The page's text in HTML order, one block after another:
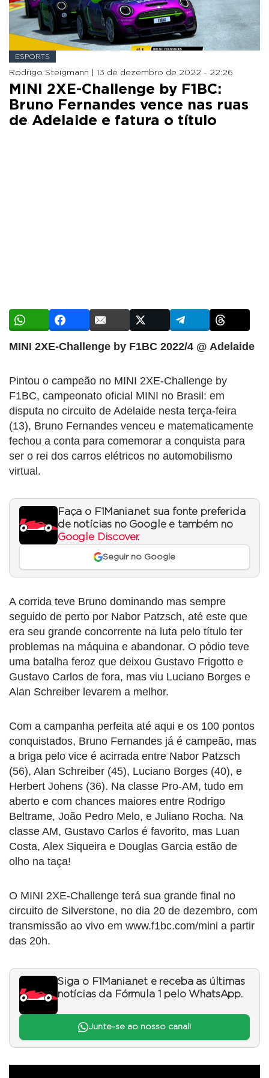
ESPORTS
Rodrigo Steigmann | 13 de dezembro de 2022 - 22:26
MINI 2XE-Challenge by F1BC:
Bruno Fernandes vence nas ruas
de Adelaide e fatura o título
MINI 2XE-Challenge by F1BC 2022/4 @ Adelaide
Pintou o campeão no MINI 2XE-Challenge by
F1BC, campeonato oficial MINI no Brasil: em
disputa no circuito de Adelaide nesta terça-feira
(13), Bruno Fernandes venceu e matematicamente
fechou a conta para comemorar a conquista para
ser o rei dos carros elétricos no automobilismo
virtual.
Faça o F1Mania.net sua fonte preferida
de notícias no Google e também no
Google Discover.
Seguir no Google
A corrida teve Bruno dominando mas sempre
seguido de perto por Nabor Patzsch, até este que
era seu grande concorrente na luta pelo título ter
problemas na máquina e abandonar. O pódio teve
uma batalha feroz que deixou Gustavo Frigotto e
Gustavo Carlos de fora, mas viu Luciano Borges e
Alan Schreiber levarem a melhor.
Com a campanha perfeita até aqui e os 100 pontos
conquistados, Bruno Fernandes já é campeão, mas
a briga pelo vice é acirrada entre Nabor Patzsch
(56), Alan Schreiber (45), Luciano Borges (40), e
Herbert Johens (36). Na classe Pro-AM, tudo em
aberto e com chances maiores entre Rodrigo
Beltrame, João Pedro Melo, e Juliano Rocha. Na
classe AM, Gustavo Carlos é favorito, mas Luan
Costa, Alex Siqueira e Douglas Garcia estão de
olho na taça!
O MINI 2XE-Challenge terá sua grande final no
circuito de Silverstone, no dia 20 de dezembro, com
transmissão ao vivo em www.f1bc.com/mini a partir
das 20h.
Siga o F1Mania.net e receba as últimas
notícias da Fórmula 1 pelo WhatsApp.
Junte-se ao nosso canal!